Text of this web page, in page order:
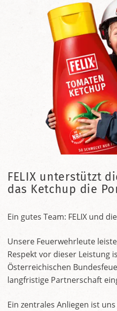
FELIX unterstützt
das Ketchup die
Ein gutes Team: FELIX und
Unsere Feuerwehrleute
Respekt vor dieser Leistung
Österreichischen
langfristige Partnerschaft
Ein zentrales Anliegen ist